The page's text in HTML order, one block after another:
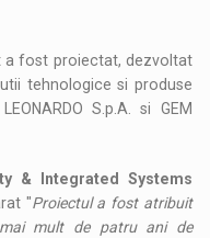
a fost proiectat, dezvoltat
tehnologice si produse
S.p.A. si GEM
& Integrated Systems
"Proiectul a fost atribuit
mai mult de patru ani de